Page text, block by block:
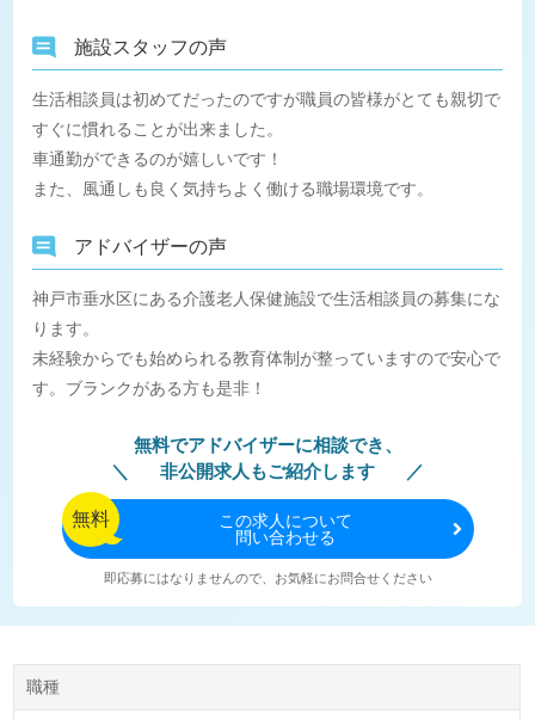
施設スタッフの声
生活相談員は初めてだったのですが職員の皆様がとても親切で
すぐに慣れることが出来ました。
車通勤ができるのが嬉しいです！
また、風通しも良く気持ちよく働ける職場環境です。
アドバイザーの声
神戸市垂水区にある介護老人保健施設で生活相談員の募集にな
ります。
未経験からでも始められる教育体制が整っていますので安心で
す。ブランクがある方も是非！
無料でアドバイザーに相談でき、
非公開求人もご紹介します
無料 この求人について
問い合わせる
即応募にはなりませんので、お気軽にお問合せください
職種